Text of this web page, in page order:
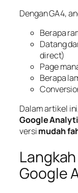
Dengan GA4,
Berapa
Datang
direct)
Page
Berapa
Dalam artikel
Google
versimudah
Google